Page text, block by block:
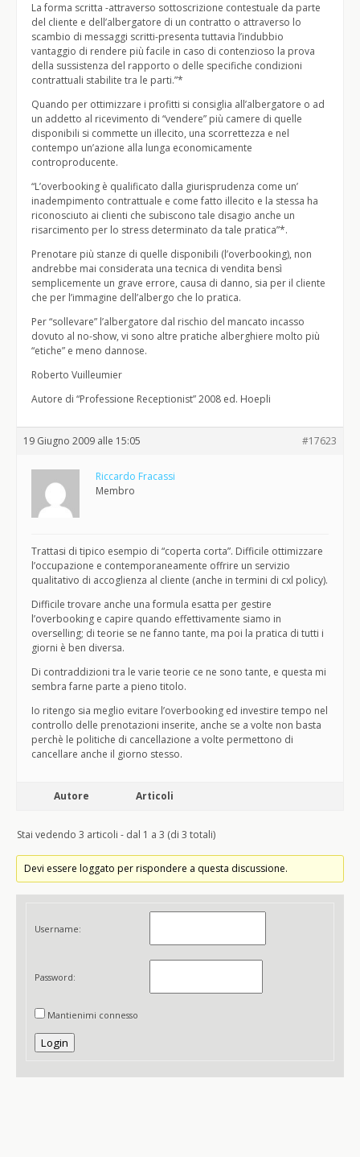
La forma scritta -attraverso sottoscrizione contestuale da parte
del cliente e dell’albergatore di un contratto o attraverso lo
scambio di messaggi scritti-presenta tuttavia l’indubbio
vantaggio di rendere più facile in caso di contenzioso la prova
della sussistenza del rapporto o delle specifiche condizioni
contrattuali stabilite tra le parti.”*
Quando per ottimizzare i profitti si consiglia all’albergatore o ad
un addetto al ricevimento di “vendere” più camere di quelle
disponibili si commette un illecito, una scorrettezza e nel
contempo un’azione alla lunga economicamente
controproducente.
“L’overbooking è qualificato dalla giurisprudenza come un’
inadempimento contrattuale e come fatto illecito e la stessa ha
riconosciuto ai clienti che subiscono tale disagio anche un
risarcimento per lo stress determinato da tale pratica”*.
Prenotare più stanze di quelle disponibili (l’overbooking), non
andrebbe mai considerata una tecnica di vendita bensì
semplicemente un grave errore, causa di danno, sia per il cliente
che per l’immagine dell’albergo che lo pratica.
Per “sollevare” l’albergatore dal rischio del mancato incasso
dovuto al no-show, vi sono altre pratiche alberghiere molto più
“etiche” e meno dannose.
Roberto Vuilleumier
Autore di “Professione Receptionist” 2008 ed. Hoepli
19 Giugno 2009 alle 15:05 #17623
Riccardo Fracassi
Membro
Trattasi di tipico esempio di “coperta corta”. Difficile ottimizzare
l’occupazione e contemporaneamente offrire un servizio
qualitativo di accoglienza al cliente (anche in termini di cxl policy).
Difficile trovare anche una formula esatta per gestire
l’overbooking e capire quando effettivamente siamo in
overselling; di teorie se ne fanno tante, ma poi la pratica di tutti i
giorni è ben diversa.
Di contraddizioni tra le varie teorie ce ne sono tante, e questa mi
sembra farne parte a pieno titolo.
Io ritengo sia meglio evitare l’overbooking ed investire tempo nel
controllo delle prenotazioni inserite, anche se a volte non basta
perchè le politiche di cancellazione a volte permettono di
cancellare anche il giorno stesso.
Autore Articoli
Stai vedendo 3 articoli - dal 1 a 3 (di 3 totali)
Devi essere loggato per rispondere a questa discussione.
Username:
Password:
Mantienimi connesso
Login